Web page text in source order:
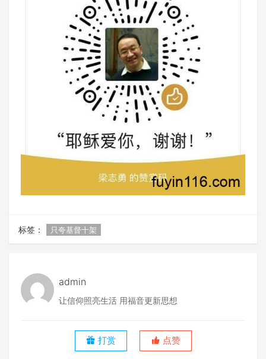
标签： 只夸基督十架
admin
让信仰照亮生活 用福音更新思想
打赏 点赞